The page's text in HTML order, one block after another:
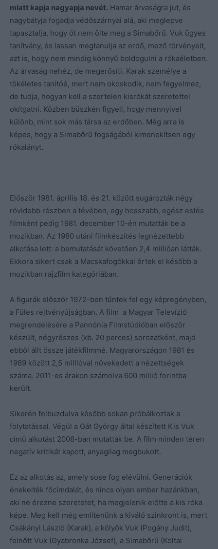
miatt kapja nagyapja nevét. Hamar árvaságra jut, és
nagybátyja fogadja védőszárnyai alá, aki meglepve
tapasztalja, hogy őt nem ölte meg a Simabőrű. Vuk ügyes
tanítvány, és lassan megtanulja az erdő, mező törvényeit,
azt is, hogy nem mindig könnyű boldogulni a rókaéletben.
Az árvaság nehéz, de megerősíti. Karak személye a
tökéletes tanítóé, mert nem okoskodik, nem fegyelmez,
de tudja, hogyan kell a szertelen kisrókát szeretettel
okítgatni. Közben büszkén figyeli, hogy mennyivel
különb, mint sok más társa az erdőben. Még arra is
képes, hogy a Simabőrű fogságából kimenekítsen egy
rókalányt.
Először 1981. április 18. és 21. között sugározták négy
rövidebb részben a tévében, egy hosszabb, egész estés
filmként pedig 1981. december 10-én mutatták be a
mozikban. Az 1980 utáni filmkészítés legnézettebb
alkotása lett: a bemutatását követően 2,4 millióan látták.
Ekkora sikert csak a Macskafogókkal értek el később a
mozikban rajzfilm kategóriában.
A figurák először 1972-ben tűntek fel egy képregényben,
a Füles rejtvényújságban. A film a Magyar Televízió
megrendelésére a Pannónia Filmstúdióban először
készült, négyrészes (kb. 20 perces) sorozatként, majd
ebből állt össze játékfilmmé. Magyarországon 1981 és
1989 között 2,5 millióval növekedett a nézettségek
száma. 2011-es árakon számolva 600 millió forintba
került.
Sikerén felbuzdulva később sokan próbálkoztak a
folytatással. Végül a Gát György által készített Kis Vuk
című alkotást 2008-ban mutatták be. A film minden téren
negatív kritikát kapott, anyagilag megbukott.
Ez az alkotás az, amely sose fog elévülni. Generációk
énekelték főcímdalát, és nincs olyan ember hazánkban,
aki ne érezne szeretetet, ha megjelenik előtte a kis róka
képe. Meg kell még említenünk a kiváló szinkront is, mert
Csákányi László (Karak), a kölyök Vuk (Pogány Judit),
felnőtt Vuk (Gyabronka József), a Simabőrű (Koltai